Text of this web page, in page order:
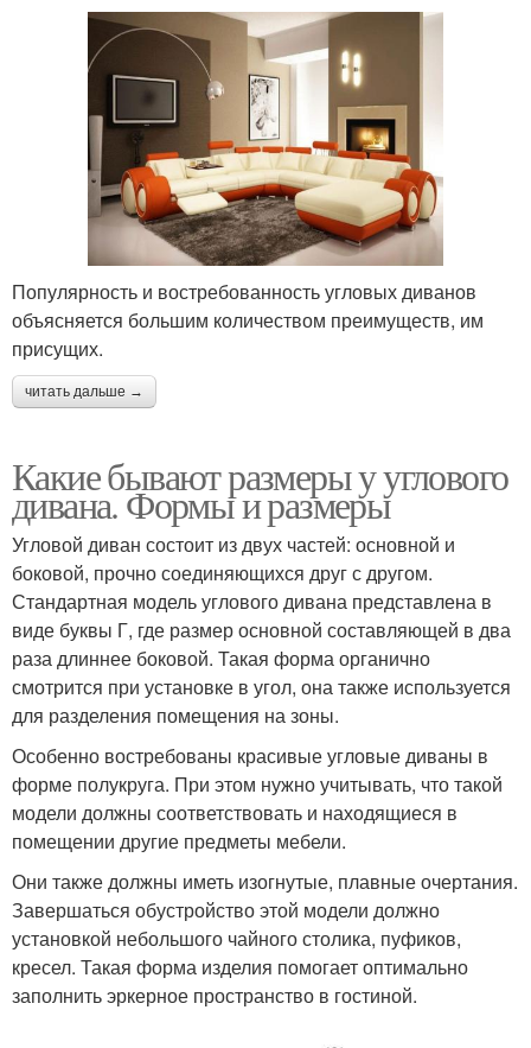
Популярность и востребованность угловых диванов
объясняется большим количеством преимуществ, им
присущих.
читать дальше →
Какие бывают размеры у углового
дивана. Формы и размеры
Угловой диван состоит из двух частей: основной и
боковой, прочно соединяющихся друг с другом.
Стандартная модель углового дивана представлена в
виде буквы Г, где размер основной составляющей в два
раза длиннее боковой. Такая форма органично
смотрится при установке в угол, она также используется
для разделения помещения на зоны.
Особенно востребованы красивые угловые диваны в
форме полукруга. При этом нужно учитывать, что такой
модели должны соответствовать и находящиеся в
помещении другие предметы мебели.
Они также должны иметь изогнутые, плавные очертания.
Завершаться обустройство этой модели должно
установкой небольшого чайного столика, пуфиков,
кресел. Такая форма изделия помогает оптимально
заполнить эркерное пространство в гостиной.